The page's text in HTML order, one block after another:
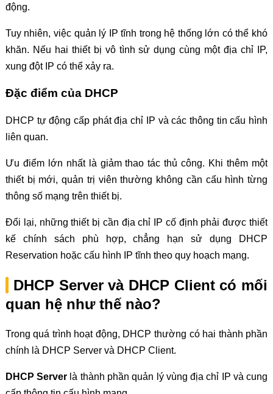
động.
Tuy nhiên, việc quản lý IP tĩnh trong hệ thống lớn có thể khó
khăn. Nếu hai thiết bị vô tình sử dụng cùng một địa chỉ IP,
xung đột IP có thể xảy ra.
Đặc điểm của DHCP
DHCP tự động cấp phát địa chỉ IP và các thông tin cấu hình
liên quan.
Ưu điểm lớn nhất là giảm thao tác thủ công. Khi thêm một
thiết bị mới, quản trị viên thường không cần cấu hình từng
thông số mạng trên thiết bị.
Đổi lại, những thiết bị cần địa chỉ IP cố định phải được thiết
kế chính sách phù hợp, chẳng hạn sử dụng DHCP
Reservation hoặc cấu hình IP tĩnh theo quy hoạch mạng.
DHCP Server và DHCP Client có mối
quan hệ như thế nào?
Trong quá trình hoạt động, DHCP thường có hai thành phần
chính là DHCP Server và DHCP Client.
DHCP Server là thành phần quản lý vùng địa chỉ IP và cung